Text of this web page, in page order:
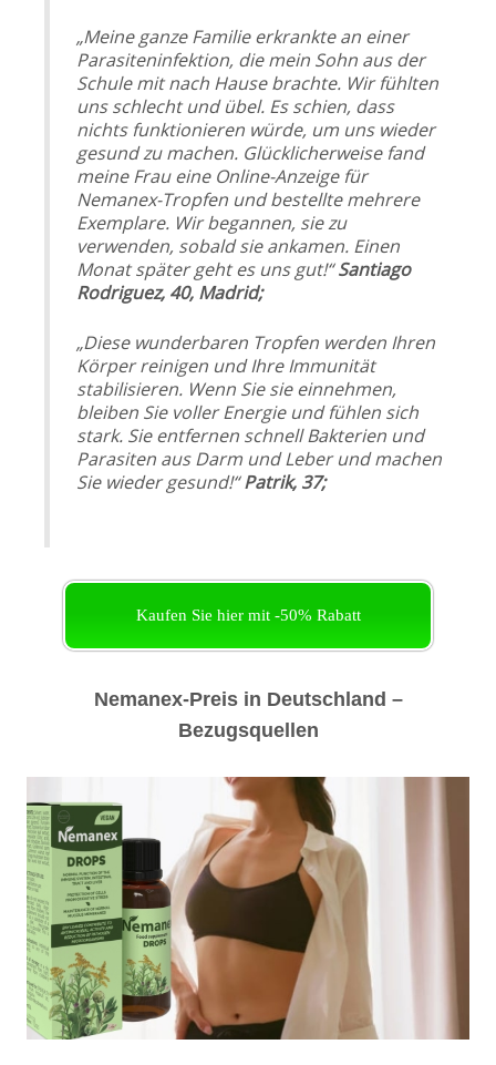
„Meine ganze Familie erkrankte an einer
Parasiteninfektion, die mein Sohn aus der
Schule mit nach Hause brachte. Wir fühlten
uns schlecht und übel. Es schien, dass
nichts funktionieren würde, um uns wieder
gesund zu machen. Glücklicherweise fand
meine Frau eine Online-Anzeige für
Nemanex-Tropfen und bestellte mehrere
Exemplare. Wir begannen, sie zu
verwenden, sobald sie ankamen. Einen
Monat später geht es uns gut!“Santiago
Rodriguez, 40, Madrid;
„Diese wunderbaren Tropfen werden Ihren
Körper reinigen und Ihre Immunität
stabilisieren. Wenn Sie sie einnehmen,
bleiben Sie voller Energie und fühlen sich
stark. Sie entfernen schnell Bakterien und
Parasiten aus Darm und Leber und machen
Sie wieder gesund!“Patrik, 37;
Kaufen Sie hier mit -50% Rabatt
Nemanex-Preis in Deutschland –
Bezugsquellen